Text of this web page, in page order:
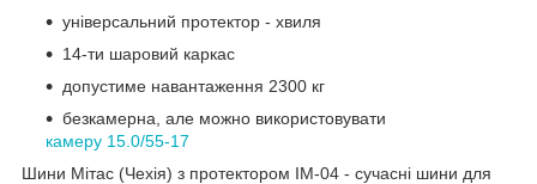
універсальний протектор - хвиля
14-ти шаровий каркас
допустиме навантаження 2300 кг
безкамерна, але можно використовувати
камеру 15.0/55-17
Шини Мітас (Чехія) з протектором IM-04 - сучасні шини для